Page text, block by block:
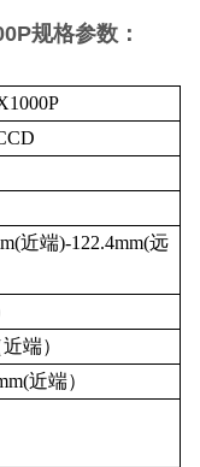
规格参数：
近端)-122.4mm(远
端）
近端）